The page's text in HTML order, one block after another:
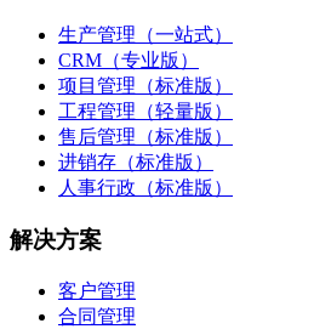
生产管理（一站式）
CRM（专业版）
项目管理（标准版）
工程管理（轻量版）
售后管理（标准版）
进销存（标准版）
人事行政（标准版）
解决方案
客户管理
合同管理